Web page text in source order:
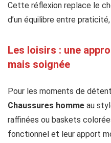
Cette réflexion replace le
d’un équilibre entre
Les loisirs : une
mais soignée
Pour les moments de
Chaussures homme au
raffinées ou baskets
fonctionnel et leur apport